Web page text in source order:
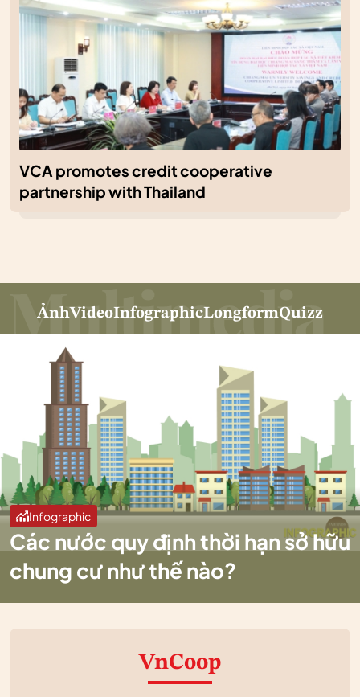
VCA promotes credit cooperative
partnership with Thailand
ẢnhVideoInfographicLongformQuizz
Infographic
Các nước quy định thời hạn sở hữu
chung cư như thế nào?
VnCoop